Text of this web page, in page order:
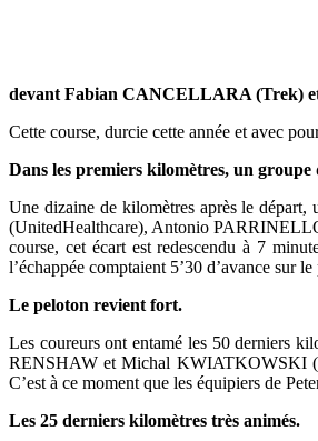
devant Fabian CANCELLARA (Trek)
Cette course, durcie cette année et avec
Dans les premiers kilomètres, un groupe
Une dizaine de kilomètres après le
(UnitedHealthcare), Antonio
course, cet écart est redescendu à 7
l’échappée comptaient 5’30 d’avance sur
Le peloton revient fort.
Les coureurs ont entamé les 50 derniers
RENSHAW et Michal KWIATKOWSKI
C’est à ce moment que les équipiers de
Les 25 derniers kilomètres très animés.